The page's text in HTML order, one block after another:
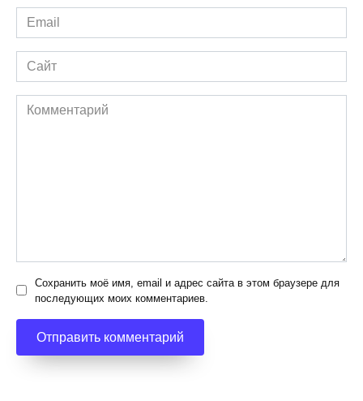
Email
*
Сайт
Комментарий
Сохранить моё имя, email и адрес сайта в этом браузере для
последующих моих комментариев.